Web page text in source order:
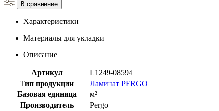
В сравнение
Характеристики
Материалы для укладки
Описание
Артикул
L1249-08594
Тип продукции
Ламинат PERGO
Базовая единица
м²
Производитель
Pergo